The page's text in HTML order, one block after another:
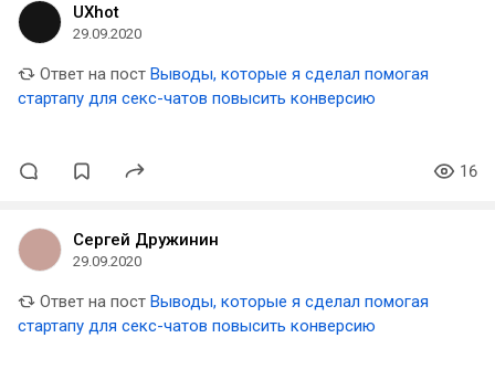
UXhot
29.09.2020
Ответ на пост Выводы, которые я сделал помогая
стартапу для секс-чатов повысить конверсию
16
Сергей Дружинин
29.09.2020
Ответ на пост Выводы, которые я сделал помогая
стартапу для секс-чатов повысить конверсию